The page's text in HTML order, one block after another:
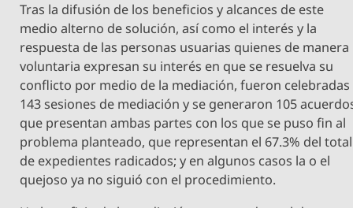
Tras la difusión de los beneficios y alcances de este
medio alterno de solución, así como el interés y la
respuesta de las personas usuarias quienes de manera
voluntaria expresan su interés en que se resuelva su
conflicto por medio de la mediación, fueron celebradas
143 sesiones de mediación y se generaron 105
que presentan ambas partes con los que se puso fin al
problema planteado, que representan el 67.3% del total
de expedientes radicados; y en algunos casos la o el
quejoso ya no siguió con el procedimiento.